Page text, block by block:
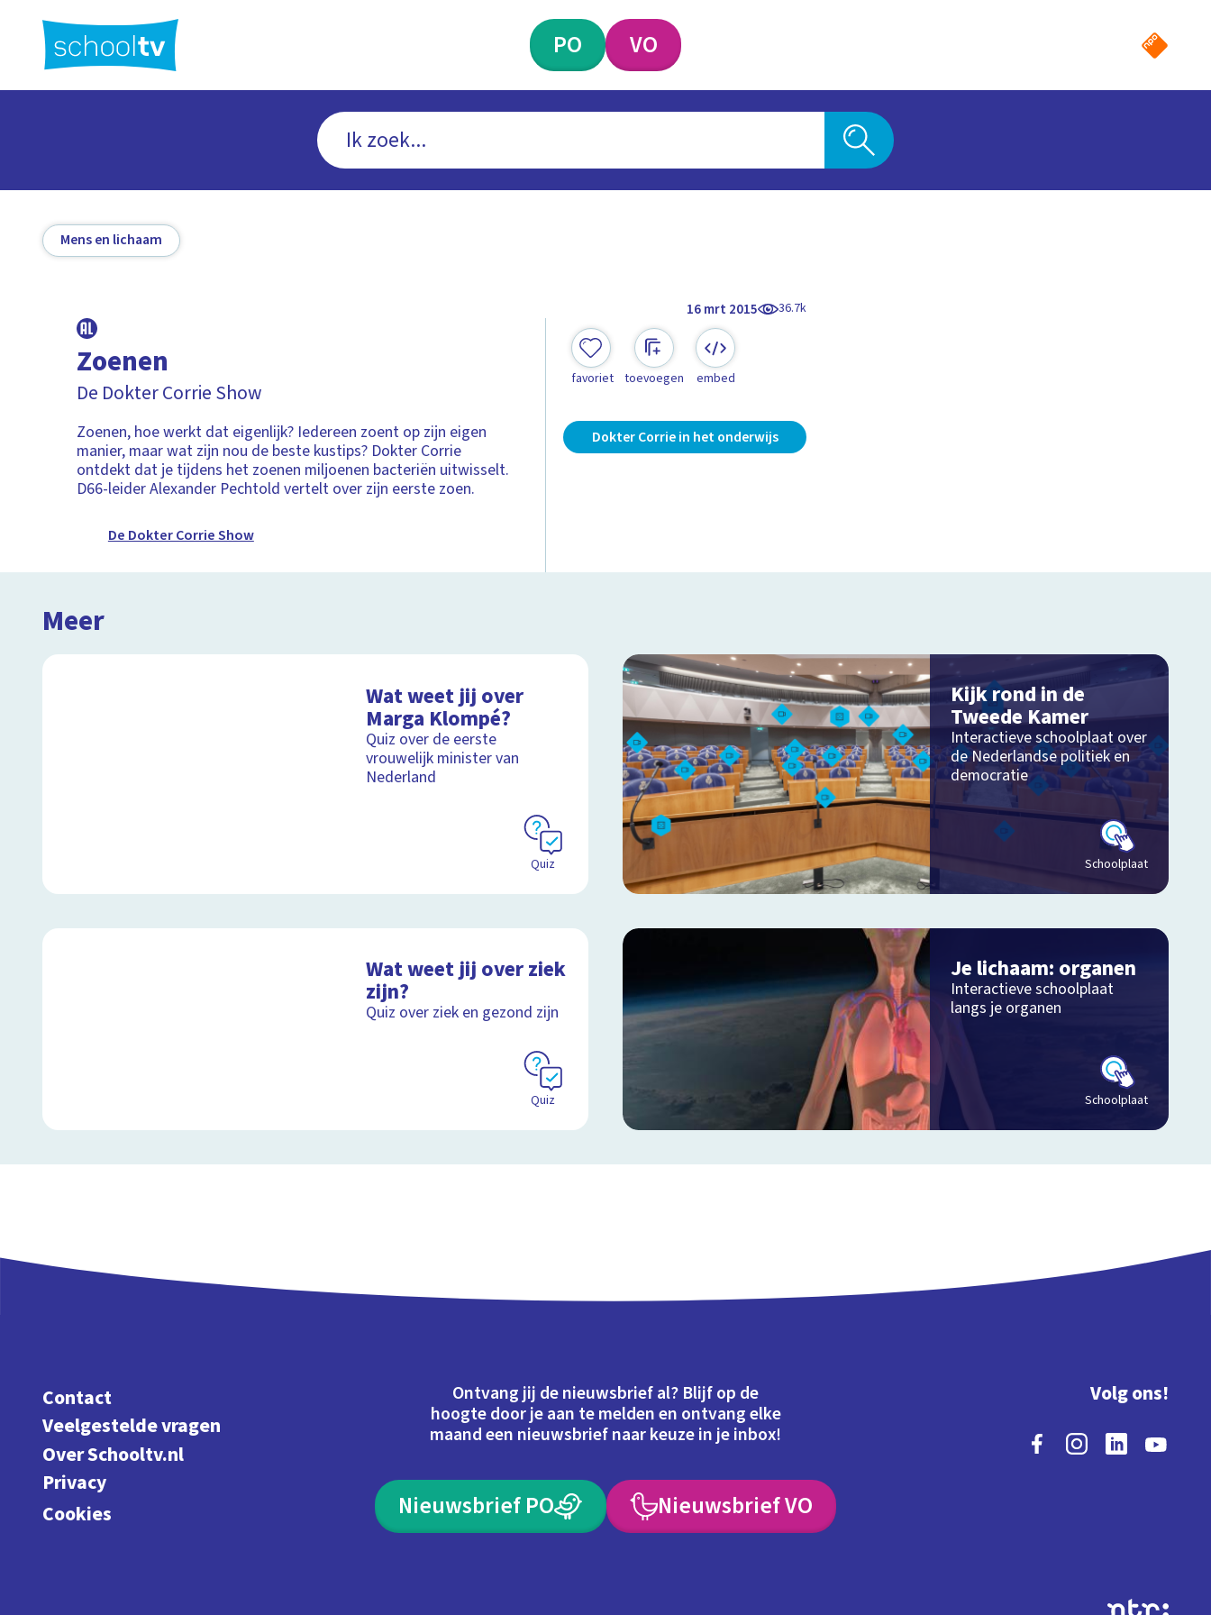
hoofdinhoud
PO VO
Mens en lichaam
16 mrt 2015 36.7k
Zoenen
De Dokter Corrie Show
Zoenen, hoe werkt dat eigenlijk? Iedereen zoent op zijn eigen
manier, maar wat zijn nou de beste kustips? Dokter Corrie
ontdekt dat je tijdens het zoenen miljoenen bacteriën uitwisselt.
D66-leider Alexander Pechtold vertelt over zijn eerste zoen.
De Dokter Corrie Show
favoriet toevoegen embed
Dokter Corrie in het onderwijs
Meer
Wat weet jij over
Marga Klompé?
Quiz over de eerste
vrouwelijk minister van
Nederland
Quiz
Kijk rond in de
Tweede Kamer
Interactieve schoolplaat over
de Nederlandse politiek en
democratie
Schoolplaat
Wat weet jij over ziek
zijn?
Quiz over ziek en gezond zijn
Quiz
Je lichaam: organen
Interactieve schoolplaat
langs je organen
Schoolplaat
Contact
Veelgestelde vragen
Over Schooltv.nl
Privacy
Cookies
Ontvang jij de nieuwsbrief al? Blijf op de
hoogte door je aan te melden en ontvang elke
maand een nieuwsbrief naar keuze in je inbox!
Nieuwsbrief PO Nieuwsbrief VO
Volg ons!